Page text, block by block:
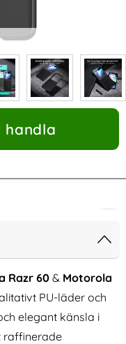
Razr 60 & Motorola
PU-läder och
elegant känsla i
raffinerade